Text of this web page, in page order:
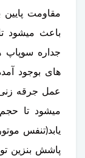
مقاومت پایین
باعث میشود
جداره سوپاپ
های بوجود
عمل جرقه زنی
میشود تا
یابد(تنفس
پاشش بنزین